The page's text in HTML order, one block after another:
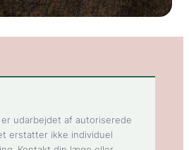
udarbejdet af autoriserede
erstatter ikke individuel